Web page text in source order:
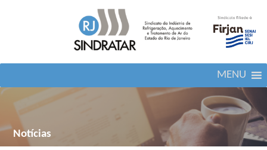
MENU
Notícias